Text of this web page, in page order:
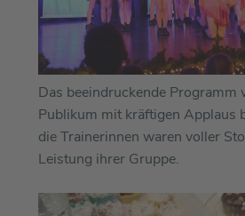
Das beeindruckende Programm
Publikum mit kräftigen Applaus
die Trainerinnen waren voller
Leistung ihrer Gruppe.